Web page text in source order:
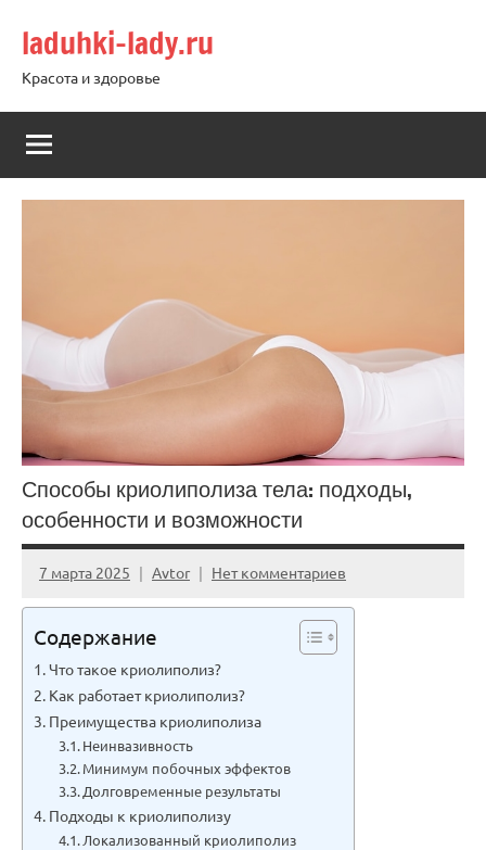
содержимому
laduhki-lady.ru
Красота и здоровье
Способы криолиполиза тела: подходы,
особенности и возможности
7 марта 2025 Avtor Нет комментариев
Содержание
Что такое криолиполиз?
Как работает криолиполиз?
Преимущества криолиполиза
Неинвазивность
Минимум побочных эффектов
Долговременные результаты
Подходы к криолиполизу
Локализованный криолиполиз